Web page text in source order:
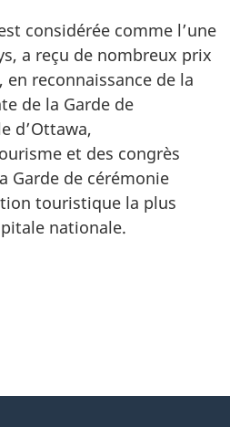
considérée comme l’une
a reçu de nombreux prix
en reconnaissance de la
de la Garde de
d’Ottawa,
et des congrès
Garde de cérémonie
touristique la plus
nationale.